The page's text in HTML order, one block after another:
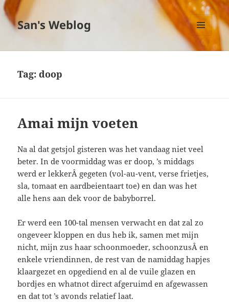
San's Weblog
MENU
EN
Tag:doop
Amai mijn voeten
Na al dat getsjol gisteren was het vandaag niet veel
beter. In de voormiddag was er doop, ’s middags
werd er lekkerÂ gegeten (vol-au-vent, verse frietjes,
sla, tomaat en aardbeientaart toe) en dan was het
alle hens aan dek voor de babyborrel.
Er werd een 100-tal mensen verwacht en dat zal zo
ongeveer kloppen en dus heb ik, samen met mijn
nicht, mijn zus haar schoonmoeder, schoonzusÂ en
enkele vriendinnen, de rest van de namiddag hapjes
klaargezet en opgediend en al de vuile glazen en
bordjes en whatnot direct afgeruimd en afgewassen
en dat tot ’s avonds relatief laat.